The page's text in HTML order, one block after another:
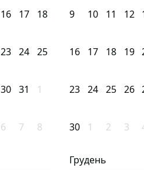
16 17 18
23 24 25
30 31 1
6 7 8
9 10 11 12
16 17 18 19
23 24 25 26
30 1 2 3
Грудень